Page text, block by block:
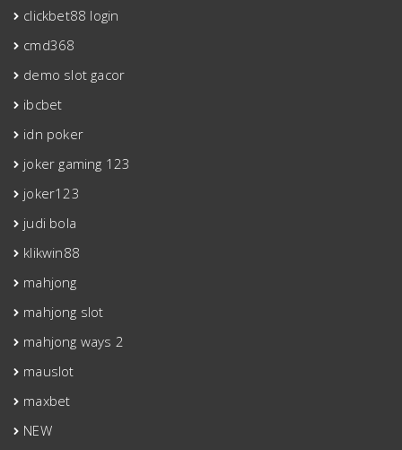
clickbet88 login
cmd368
demo slot gacor
ibcbet
idn poker
joker gaming 123
joker123
judi bola
klikwin88
mahjong
mahjong slot
mahjong ways 2
mauslot
maxbet
NEW